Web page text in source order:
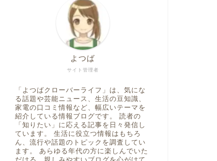
サイト管理者
よつば
「よつばクローバーライフ」は、気にな
る話題や芸能ニュース、生活の豆知識、
家電の口コミ情報など、幅広いテーマを
紹介している情報ブログです。 読者の
「知りたい」に応える記事を日々発信し
ています。 生活に役立つ情報はもちろ
ん、流行や話題のトピックを調査してい
ます。 あらゆる年代の方に楽しんでいた